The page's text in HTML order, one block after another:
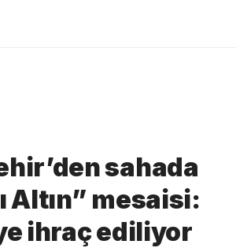
sahada
Altın” mesaisi:
ihraç ediliyor